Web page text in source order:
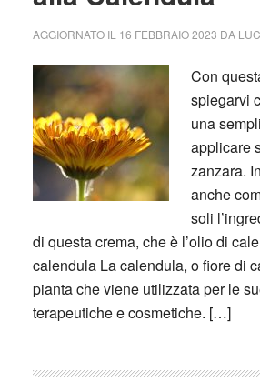
AGGIORNATO IL 16 FEBBRAIO 2023 DA
Con
spiegarvi
una
applicare
zanzara.
anche
soli
di questa crema, che è l’olio di
calendula La calendula, o fiore di
pianta che viene utilizzata per le
terapeutiche e cosmetiche. […]